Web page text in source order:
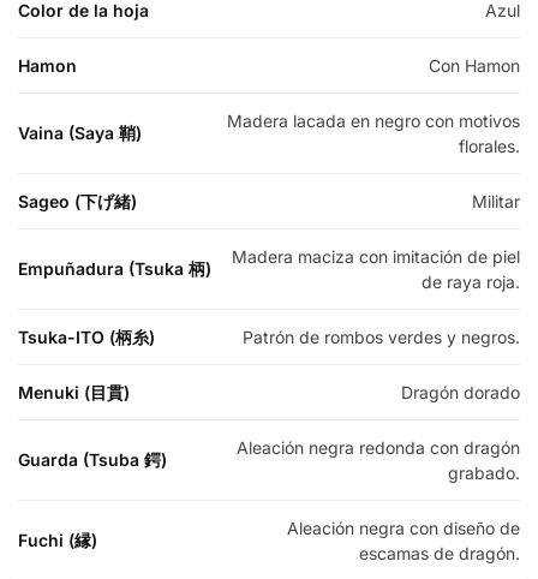
Color de la hoja Azul
Hamon Con Hamon
Vaina (Saya 鞘)
Madera lacada en negro con motivos
florales.
Sageo (下げ緒) Militar
Empuñadura (Tsuka 柄)
Madera maciza con imitación de piel
de raya roja.
Tsuka-ITO (柄糸) Patrón de rombos verdes y negros.
Menuki (目貫) Dragón dorado
Guarda (Tsuba 鍔)
Aleación negra redonda con dragón
grabado.
Fuchi (縁)
Aleación negra con diseño de
escamas de dragón.